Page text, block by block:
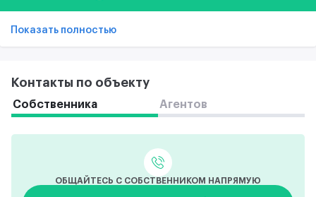
Показать полностью
Контакты по объекту
Собственника Агентов
ОБЩАЙТЕСЬ С СОБСТВЕННИКОМ НАПРЯМУЮ